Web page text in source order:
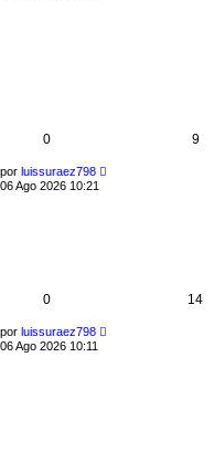
0 9
por luissuraez798
06 Ago 2026 10:21
0 14
por luissuraez798
06 Ago 2026 10:11